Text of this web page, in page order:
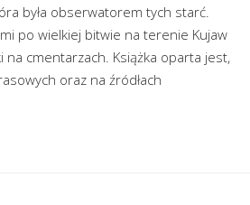
była obserwatorem tych starć.
po wielkiej bitwie na terenie Kujaw
cmentarzach. Książka oparta jest,
oraz na źródłach